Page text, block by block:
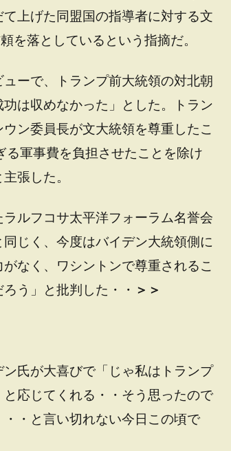
上げた同盟国の指導者に対する文
を落としているという指摘だ。
ーで、トランプ前大統領の対北朝
は収めなかった」とした。トラン
ン委員長が文大統領を尊重したこ
る軍事費を負担させたことを除け
張した。
ルフコサ太平洋フォーラム名誉会
じく、今度はバイデン大統領側に
なく、ワシントンで尊重されるこ
う」と批判した・・ ＞＞
氏が大喜びで「じゃ私はトランプ
応じてくれる・・そう思ったので
・と言い切れない今日この頃で